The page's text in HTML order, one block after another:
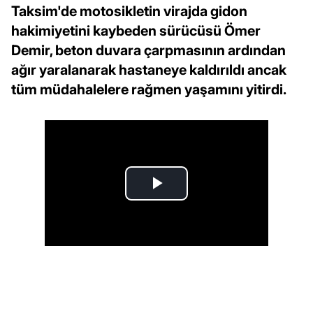
Taksim'de motosikletin virajda gidon
hakimiyetini kaybeden sürücüsü Ömer
Demir, beton duvara çarpmasının ardından
ağır yaralanarak hastaneye kaldırıldı ancak
tüm müdahalelere rağmen yaşamını yitirdi.